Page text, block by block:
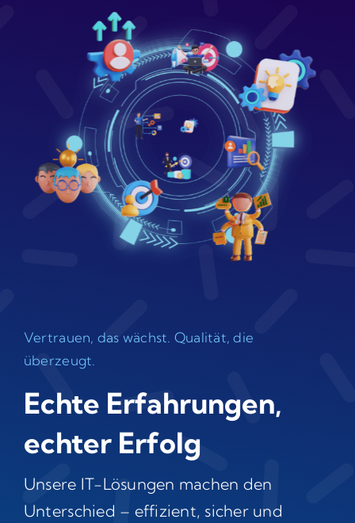
Vertrauen, das wächst. Qualität, die
überzeugt.
Echte Erfahrungen,
echter Erfolg
Unsere IT-Lösungen machen den
Unterschied – effizient, sicher und